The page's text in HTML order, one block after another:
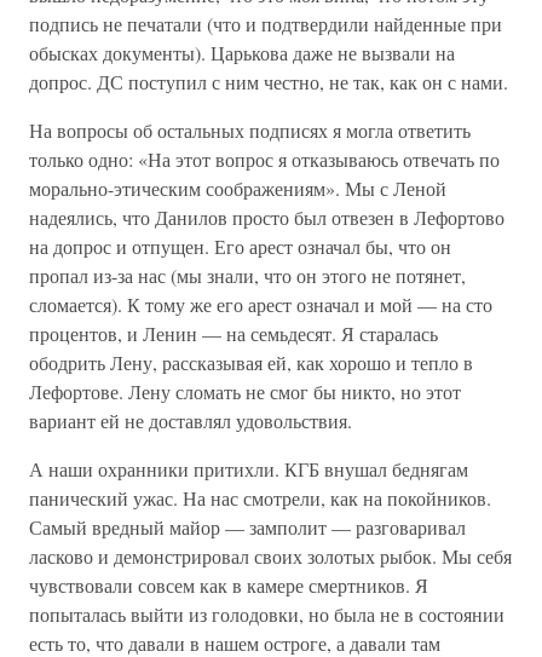
подпись не печатали (что и подтвердили найденные при
обысках документы). Царькова даже не вызвали на
допрос. ДС поступил с ним честно, не так, как он с нами.
На вопросы об остальных подписях я могла ответить
только одно: «На этот вопрос я отказываюсь отвечать по
морально-этическим соображениям». Мы с Леной
надеялись, что Данилов просто был отвезен в Лефортово
на допрос и отпущен. Его арест означал бы, что он
пропал из-за нас (мы знали, что он этого не потянет,
сломается). К тому же его арест означал и мой — на сто
процентов, и Ленин — на семьдесят. Я старалась
ободрить Лену, рассказывая ей, как хорошо и тепло в
Лефортове. Лену сломать не смог бы никто, но этот
вариант ей не доставлял удовольствия.
А наши охранники притихли. КГБ внушал беднягам
панический ужас. На нас смотрели, как на покойников.
Самый вредный майор — замполит — разговаривал
ласково и демонстрировал своих золотых рыбок. Мы себя
чувствовали совсем как в камере смертников. Я
попыталась выйти из голодовки, но была не в состоянии
есть то, что давали в нашем остроге, а давали там